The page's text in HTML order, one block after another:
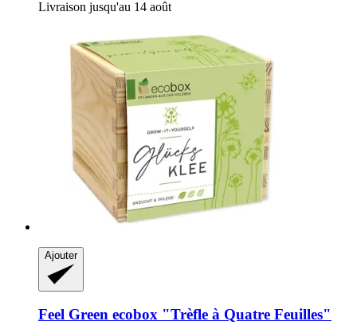
Livraison jusqu'au 14 août
Ajouter
Feel Green ecobox "Trèfle à Quatre Feuilles"